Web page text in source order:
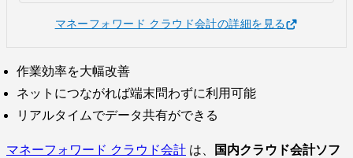
マネーフォワード クラウド会計の詳細を見る
作業効率を大幅改善
ネットにつながれば端末問わずに利用可能
リアルタイムでデータ共有ができる
マネーフォワード クラウド会計 は、
国内クラウド会計ソフ